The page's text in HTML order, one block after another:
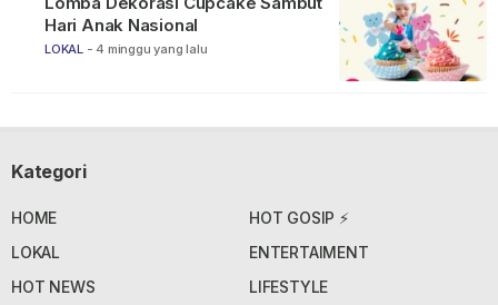
Hari Anak Nasional
LOKAL - 4 minggu yang lalu
Kategori
HOME
HOT GOSIP ⚡
LOKAL
ENTERTAIMENT
HOT NEWS
LIFESTYLE